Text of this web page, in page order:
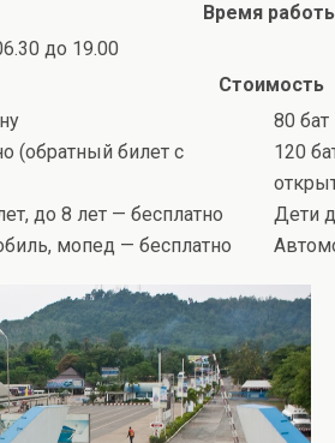
Время
до 19.00
Стоимость
(обратный билет с
до 8 лет — бесплатно
мопед — бесплатно
80 бат
120
Дети